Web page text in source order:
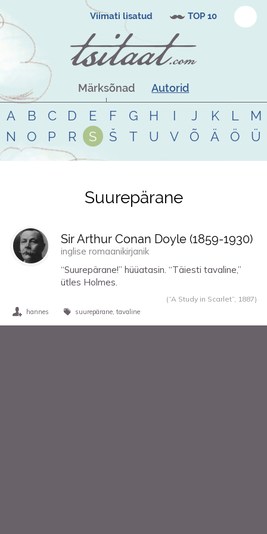
Viimati lisatud TOP 10
Märksõnad Autorid
A B C D E F G H I J K L
M
N
O P R S Š T U V Õ Ä Ö Ü
Tsitaadid teemalsuurepärane
Suurepärane
Sir Arthur Conan Doyle (1859-1930)
inglise romaanikirjanik
“Suurepärane!” hüüatasin. “Täiesti tavaline,”
ütles Holmes.
(“A Study in Scarlet”, 1887)
hannes suurepärane tavaline